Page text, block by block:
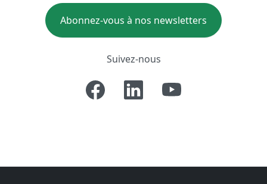
Abonnez-vous à nos newsletters
Suivez-nous